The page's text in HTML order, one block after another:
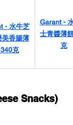
- 水牛芝
美香腸薄
克
Garant -
士青醬薄餅
克
Snacks)